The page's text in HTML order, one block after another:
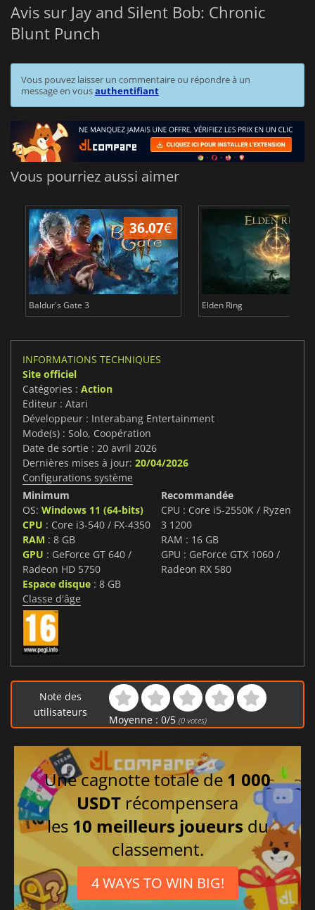
Avis sur Jay and Silent Bob: Chronic
Blunt Punch
Vous pouvez laisser un commentaire ou répondre à un
message en vousauthentifiant
Vous pourriez aussi aimer
36.07€
Baldur's Gate 3 Elden Ring
INFORMATIONS TECHNIQUES
Site officiel
Catégories : Action
Editeur : Atari
Développeur : Interabang Entertainment
Mode(s) : Solo, Coopération
Date de sortie : 20 avril 2026
Dernières mises à jour: 20/04/2026
Configurations système
Minimum
OS: Windows 11 (64-bits)
CPU : Core i3-540 / FX-4350
RAM : 8 GB
GPU : GeForce GT 640 /
Radeon HD 5750
Espace disque : 8 GB
Recommandée
CPU : Core i5-2550K / Ryzen
3 1200
RAM : 16 GB
GPU : GeForce GTX 1060 /
Radeon RX 580
Classe d'âge
Note des
utilisateurs
Moyenne : 0/5 (0votes)
Une cagnotte totale de 1 000
USDT récompensera
les 10 meilleurs joueurs du
classement.
4 WAYS TO WIN BIG!